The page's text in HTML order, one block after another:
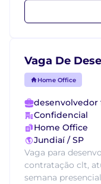
Vaga De
Home Office
Confidencial
Home Office
Jundiaí / SP
Vaga para
contratação clt,
semana